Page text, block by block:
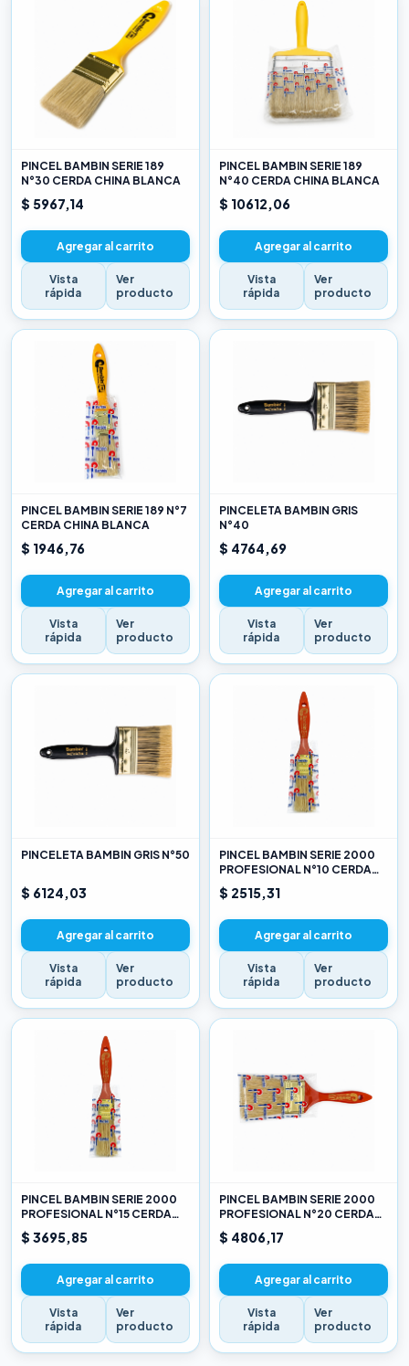
PINCEL BAMBIN SERIE 189
N°30 CERDA CHINA BLANCA
$ 5967,14
Agregar al carrito
Vista
rápida
Ver
producto
PINCEL BAMBIN SERIE 189
N°40 CERDA CHINA BLANCA
$ 10612,06
Agregar al carrito
Vista
rápida
Ver
producto
PINCEL BAMBIN SERIE 189 N°7
CERDA CHINA BLANCA
$ 1946,76
Agregar al carrito
Vista
rápida
Ver
producto
PINCELETA BAMBIN GRIS
N°40
$ 4764,69
Agregar al carrito
Vista
rápida
Ver
producto
PINCELETA BAMBIN GRIS N°50
$ 6124,03
Agregar al carrito
Vista
rápida
Ver
producto
PINCEL BAMBIN SERIE 2000
PROFESIONAL N°10 CERDA
CHINA BLANCA
$ 2515,31
Agregar al carrito
Vista
rápida
Ver
producto
PINCEL BAMBIN SERIE 2000
PROFESIONAL N°15 CERDA
CHINA BLANCA
$ 3695,85
Agregar al carrito
Vista
rápida
Ver
producto
PINCEL BAMBIN SERIE 2000
PROFESIONAL N°20 CERDA
CHINA BLANCA
$ 4806,17
Agregar al carrito
Vista
rápida
Ver
producto